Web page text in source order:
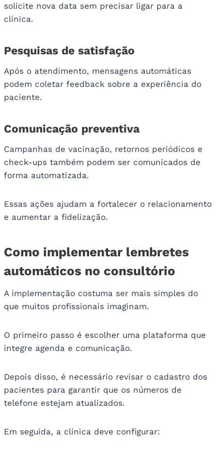
solicite nova data sem precisar ligar para a
clínica.
Pesquisas de satisfação
Após o atendimento, mensagens automáticas
podem coletar feedback sobre a experiência do
paciente.
Comunicação preventiva
Campanhas de vacinação, retornos periódicos e
check-ups também podem ser comunicados de
forma automatizada.
Essas ações ajudam a fortalecer o relacionamento
e aumentar a fidelização.
Como implementar lembretes
automáticos no consultório
A implementação costuma ser mais simples do
que muitos profissionais imaginam.
O primeiro passo é escolher uma plataforma que
integre agenda e comunicação.
Depois disso, é necessário revisar o cadastro dos
pacientes para garantir que os números de
telefone estejam atualizados.
Em seguida, a clínica deve configurar: